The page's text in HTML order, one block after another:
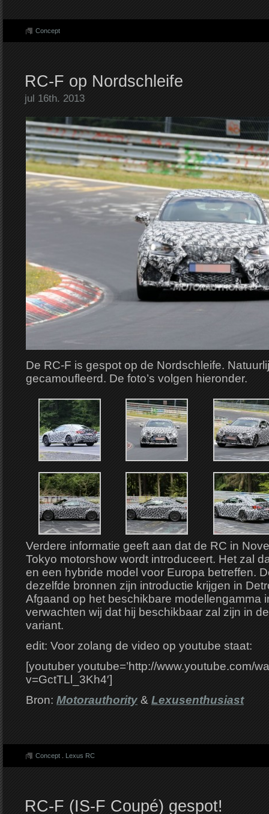
Concept
RC-F op Nordschleife
jul 16th. 2013
De RC-F is gespot op de Nordschleife.
gecamoufleerd. De foto’s volgen hieronder.
Verdere informatie geeft aan dat de RC in
Tokyo motorshow wordt introduceert. Het zal
en een hybride model voor Europa betreffen.
dezelfde bronnen zijn introductie krijgen in
Afgaand op het beschikbare modellengamma
verwachten wij dat hij beschikbaar zal zijn in
variant.
edit: Voor zolang de video op youtube staat:
[youtuber youtube=’http://www.youtube.com/
v=GctTLl_3Kh4′]
Bron: Motorauthority & Lexusenthusiast
Concept Lexus RC
RC-F (IS-F Coupé) gespot!